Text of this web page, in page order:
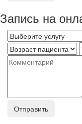
Запись на
Отправить